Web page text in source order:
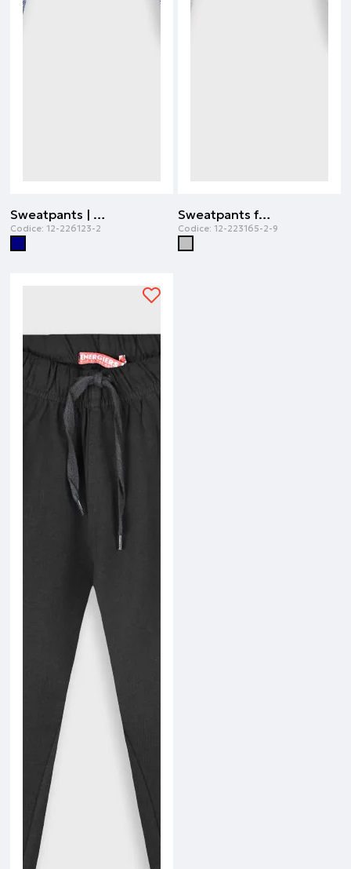
Sweatpants | Blu navy
Codice: 12-226123-2
Sweatpants for boys | Grigio melange
Codice: 12-223165-2-9